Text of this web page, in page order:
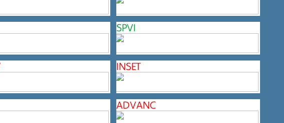
SPVI
INSET
ADVANC